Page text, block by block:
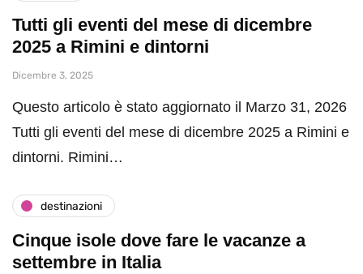
Tutti gli eventi del mese di dicembre
2025 a Rimini e dintorni
Dicembre 3, 2025
Questo articolo è stato aggiornato il Marzo 31, 2026
Tutti gli eventi del mese di dicembre 2025 a Rimini e
dintorni. Rimini…
destinazioni
Cinque isole dove fare le vacanze a
settembre in Italia